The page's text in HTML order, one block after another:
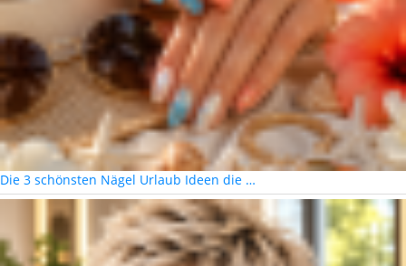
Die 3 schönsten Nägel Urlaub Ideen die …